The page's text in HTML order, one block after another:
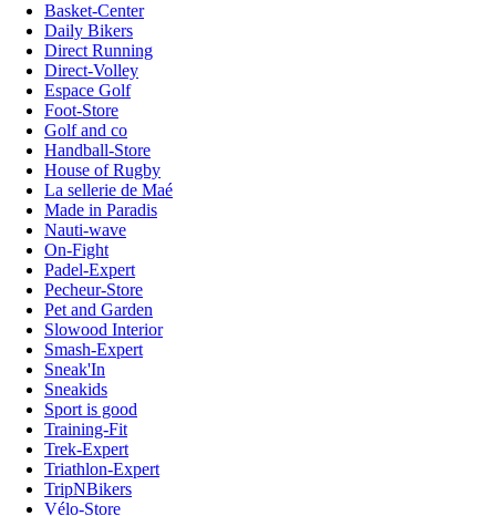
Basket-Center
Daily Bikers
Direct Running
Direct-Volley
Espace Golf
Foot-Store
Golf and co
Handball-Store
House of Rugby
La sellerie de Maé
Made in Paradis
Nauti-wave
On-Fight
Padel-Expert
Pecheur-Store
Pet and Garden
Slowood Interior
Smash-Expert
Sneak'In
Sneakids
Sport is good
Training-Fit
Trek-Expert
Triathlon-Expert
TripNBikers
Vélo-Store